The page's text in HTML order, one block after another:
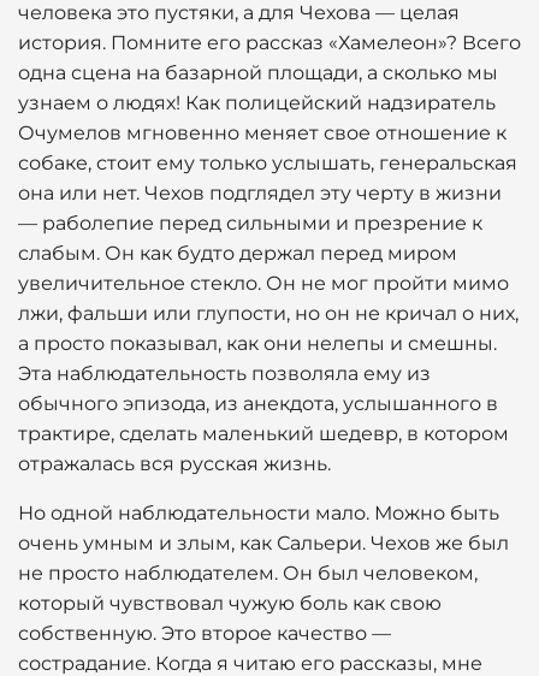
человека это пустяки, а для Чехова — целая
история. Помните его рассказ «Хамелеон»? Всего
одна сцена на базарной площади, а сколько мы
узнаем о людях! Как полицейский надзиратель
Очумелов мгновенно меняет свое отношение к
собаке, стоит ему только услышать, генеральская
она или нет. Чехов подглядел эту черту в жизни
— раболепие перед сильными и презрение к
слабым. Он как будто держал перед миром
увеличительное стекло. Он не мог пройти мимо
лжи, фальши или глупости, но он не кричал о них,
а просто показывал, как они нелепы и смешны.
Эта наблюдательность позволяла ему из
обычного эпизода, из анекдота, услышанного в
трактире, сделать маленький шедевр, в котором
отражалась вся русская жизнь.
Но одной наблюдательности мало. Можно быть
очень умным и злым, как Сальери. Чехов же был
не просто наблюдателем. Он был человеком,
который чувствовал чужую боль как свою
собственную. Это второе качество —
сострадание. Когда я читаю его рассказы, мне